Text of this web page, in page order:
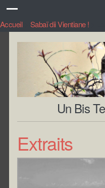
Accueil> Sabaï dii Vientiane !
Un Bis
Extraits